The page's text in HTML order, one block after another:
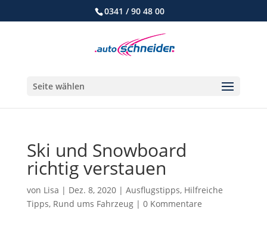
0341 / 90 48 00
Seite wählen
Ski und Snowboard
richtig verstauen
von Lisa | Dez. 8, 2020| Ausflugstipps, Hilfreiche
Tipps, Rund ums Fahrzeug| 0 Kommentare